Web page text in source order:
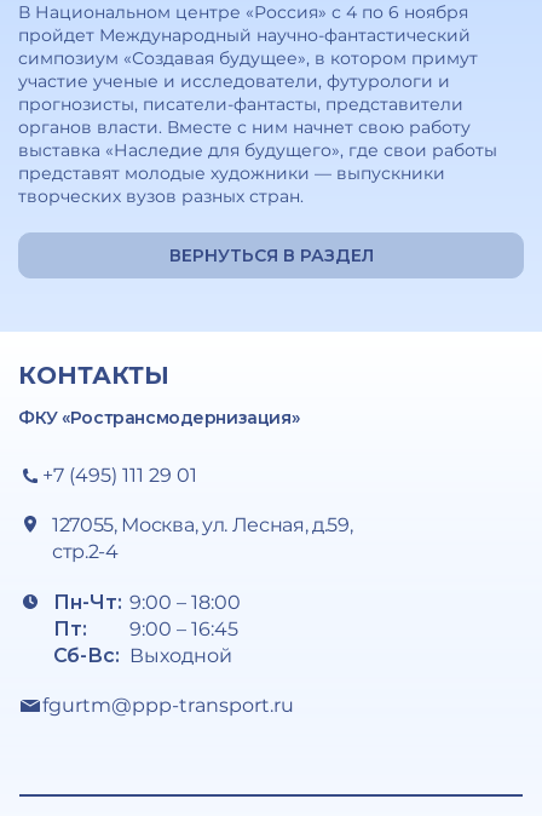
В Национальном центре «Россия» с 4 по 6 ноября
пройдет Международный научно-фантастический
симпозиум «Создавая будущее», в котором примут
участие ученые и исследователи, футурологи и
прогнозисты, писатели-фантасты, представители
органов власти. Вместе с ним начнет свою работу
выставка «Наследие для будущего», где свои работы
представят молодые художники — выпускники
творческих вузов разных стран.
ВЕРНУТЬСЯ В РАЗДЕЛ
КОНТАКТЫ
ФКУ «Ространсмодернизация»
+7 (495) 111 29 01
127055, Москва, ул. Лесная, д.59,
стр.2-4
Пн-Чт:
Пт:
Сб-Вс:
9:00 – 18:00
9:00 – 16:45
Выходной
fgurtm@ppp-transport.ru